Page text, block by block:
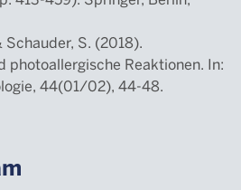
Schauder, S. (2018).
photoallergische Reaktionen. In:
44(01/02), 44-48.